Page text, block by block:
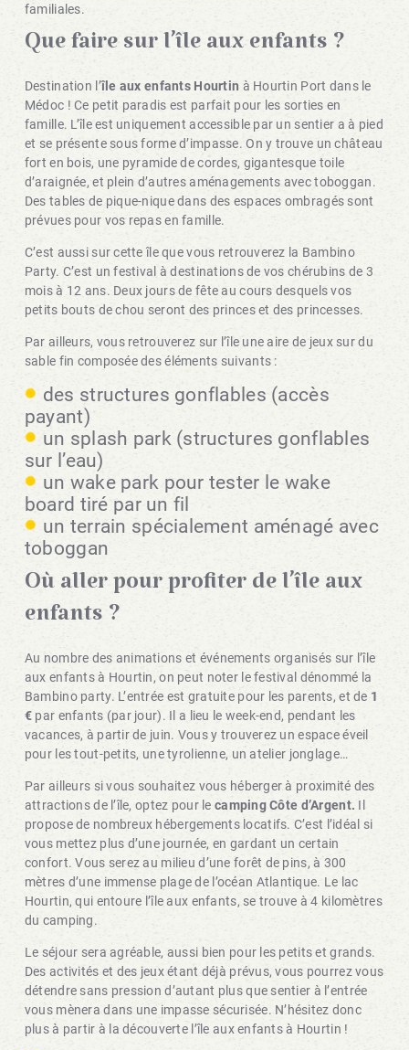
familiales.
Que faire sur l’île aux enfants ?
Destination l’île aux enfants Hourtin à Hourtin Port dans le
Médoc ! Ce petit paradis est parfait pour les sorties en
famille. L’île est uniquement accessible par un sentier a à pied
et se présente sous forme d’impasse. On y trouve un château
fort en bois, une pyramide de cordes, gigantesque toile
d’araignée, et plein d’autres aménagements avec toboggan.
Des tables de pique-nique dans des espaces ombragés sont
prévues pour vos repas en famille.
C’est aussi sur cette île que vous retrouverez la Bambino
Party. C’est un festival à destinations de vos chérubins de 3
mois à 12 ans. Deux jours de fête au cours desquels vos
petits bouts de chou seront des princes et des princesses.
Par ailleurs, vous retrouverez sur l’île une aire de jeux sur du
sable fin composée des éléments suivants :
des structures gonflables (accès
payant)
un splash park (structures gonflables
sur l’eau)
un wake park pour tester le wake
board tiré par un fil
un terrain spécialement aménagé avec
toboggan
Où aller pour profiter de l’île aux
enfants ?
Au nombre des animations et événements organisés sur l’île
aux enfants à Hourtin, on peut noter le festival dénommé la
Bambino party. L’entrée est gratuite pour les parents, et de 1
€ par enfants (par jour). Il a lieu le week-end, pendant les
vacances, à partir de juin. Vous y trouverez un espace éveil
pour les tout-petits, une tyrolienne, un atelier jonglage…
Par ailleurs si vous souhaitez vous héberger à proximité des
attractions de l’île, optez pour le camping Côte d’Argent. Il
propose de nombreux hébergements locatifs. C’est l’idéal si
vous mettez plus d’une journée, en gardant un certain
confort. Vous serez au milieu d’une forêt de pins, à 300
mètres d’une immense plage de l’océan Atlantique. Le lac
Hourtin, qui entoure l’île aux enfants, se trouve à 4 kilomètres
du camping.
Le séjour sera agréable, aussi bien pour les petits et grands.
Des activités et des jeux étant déjà prévus, vous pourrez vous
détendre sans pression d’autant plus que sentier à l’entrée
vous mènera dans une impasse sécurisée. N’hésitez donc
plus à partir à la découverte l’île aux enfants à Hourtin !